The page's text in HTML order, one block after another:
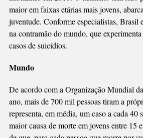
maior em faixas etárias mais jovens,
juventude. Conforme especialistas, Brasil
na contramão do mundo, que
casos de suicídios.
Mundo
De acordo com a Organização Mundial
ano, mais de 700 mil pessoas tiram a
representa, em média, um caso a cada 40
maior causa de morte em jovens entre 15